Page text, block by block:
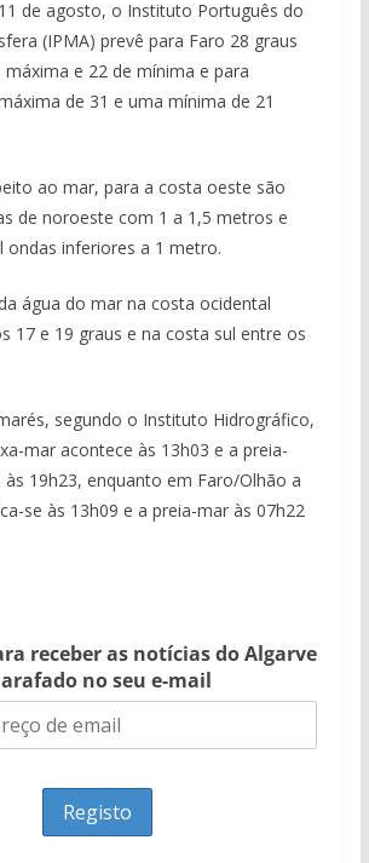
de agosto, o Instituto Português do
(IPMA) prevê para Faro 28 graus
e 22 de mínima e para
de 31 e uma mínima de 21
ao mar, para a costa oeste são
de noroeste com 1 a 1,5 metros e
ondas inferiores a 1 metro.
água do mar na costa ocidental
17 e 19 graus e na costa sul entre os
segundo o Instituto Hidrográfico,
mar acontece às 13h03 e a preia-
às 19h23, enquanto em Faro/Olhão a
se às 13h09 e a preia-mar às 07h22
receber as notícias do Algarve
no seu e-mail